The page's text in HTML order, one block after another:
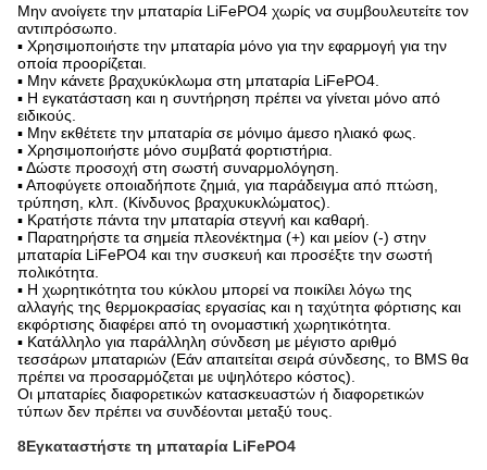
Μην ανοίγετε την μπαταρία LiFePO4 χωρίς να συμβουλευτείτε τον
αντιπρόσωπο.
▪ Χρησιμοποιήστε την μπαταρία μόνο για την εφαρμογή για την
οποία προορίζεται.
▪ Μην κάνετε βραχυκύκλωμα στη μπαταρία LiFePO4.
▪ Η εγκατάσταση και η συντήρηση πρέπει να γίνεται μόνο από
ειδικούς.
▪ Μην εκθέτετε την μπαταρία σε μόνιμο άμεσο ηλιακό φως.
▪ Χρησιμοποιήστε μόνο συμβατά φορτιστήρια.
▪ Δώστε προσοχή στη σωστή συναρμολόγηση.
▪ Αποφύγετε οποιαδήποτε ζημιά, για παράδειγμα από πτώση,
τρύπηση, κλπ. (Κίνδυνος βραχυκυκλώματος).
▪ Κρατήστε πάντα την μπαταρία στεγνή και καθαρή.
▪ Παρατηρήστε τα σημεία πλεονέκτημα (+) και μείον (-) στην
μπαταρία LiFePO4 και την συσκευή και προσέξτε την σωστή
πολικότητα.
▪ Η χωρητικότητα του κύκλου μπορεί να ποικίλει λόγω της
αλλαγής της θερμοκρασίας εργασίας και η ταχύτητα φόρτισης και
εκφόρτισης διαφέρει από τη ονομαστική χωρητικότητα.
▪ Κατάλληλο για παράλληλη σύνδεση με μέγιστο αριθμό
τεσσάρων μπαταριών (Εάν απαιτείται σειρά σύνδεσης, το BMS θα
πρέπει να προσαρμόζεται με υψηλότερο κόστος).
Οι μπαταρίες διαφορετικών κατασκευαστών ή διαφορετικών
τύπων δεν πρέπει να συνδέονται μεταξύ τους.
8Εγκαταστήστε τη μπαταρία LiFePO4